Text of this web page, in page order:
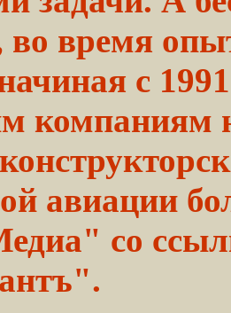
время
с
компаниям
авиации
со